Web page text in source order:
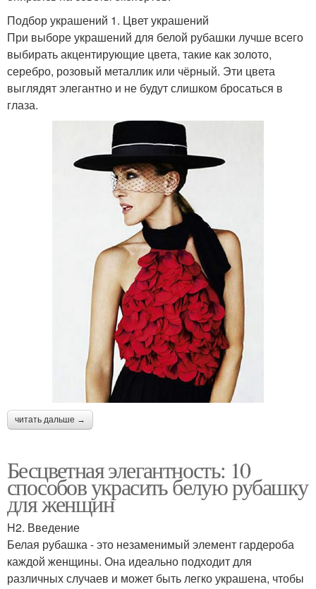
Подбор украшений 1. Цвет украшений
При выборе украшений для белой рубашки лучше всего
выбирать акцентирующие цвета, такие как золото,
серебро, розовый металлик или чёрный. Эти цвета
выглядят элегантно и не будут слишком бросаться в
глаза.
читать дальше →
Бесцветная элегантность: 10
способов украсить белую рубашку
для женщин
H2. Введение
Белая рубашка - это незаменимый элемент гардероба
каждой женщины. Она идеально подходит для
различных случаев и может быть легко украшена, чтобы